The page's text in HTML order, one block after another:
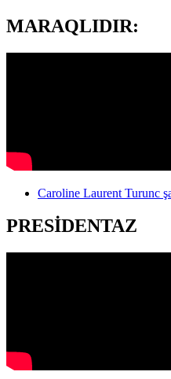
MARAQLIDIR:
Caroline Laurent Turunc
PRESİDENTAZ